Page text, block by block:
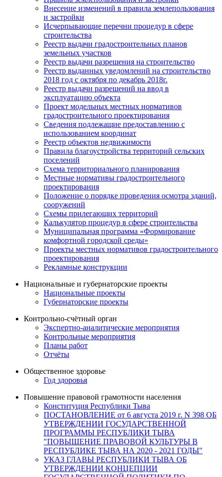
Внесение изменений в правила землепользования
и застройки
Исчерпывающие перечни процедур в сфере
строительства
Реестр выдачи градостроительных планов
земельных участков
Реестр выдачи разрешения на строительство
Реестр выданных уведомлений на строительство
2018 год с октября по декабрь 2018г.
Реестр выдачи разрешений на ввод в
эксплуатацию объекта
Проект модельных местных нормативов
градостроительного проектирования
Сведения подлежащие предоставлению с
использованием координат
Реестр объектов недвижимости
Правила благоустройства территорий сельских
поселений
Схема территориального планирования
Местные нормативы градостроительного
проектирования
Положение о порядке проведения осмотра зданий,
сооружений
Схемы прилегающих территорий
Калькулятор процедур в сфере строительства
Муниципальная программа «Формирование
комфортной городской среды»
Проекты местных нормативов градостроительного
проектирования
Рекламные конструкции
Национальные и губернаторские проекты
Национальные проекты
Губернаторские проекты
Контрольно-счётный орган
Экспертно-аналитические мероприятия
Контрольные мероприятия
Планы работ
Отчёты
Общественное здоровье
Год здоровья
Повышение правовой грамотности населения
Конституция Республики Тыва
ПОСТАНОВЛЕНИЕ от 6 августа 2019 г. N 398 ОБ
УТВЕРЖДЕНИИ ГОСУДАРСТВЕННОЙ
ПРОГРАММЫ РЕСПУБЛИКИ ТЫВА
"ПОВЫШЕНИЕ ПРАВОВОЙ КУЛЬТУРЫ В
РЕСПУБЛИКЕ ТЫВА НА 2020 - 2021 ГОДЫ"
УКАЗ ГЛАВЫ РЕСПУБЛИКИ ТЫВА ОБ
УТВЕРЖДЕНИИ КОНЦЕПЦИИ